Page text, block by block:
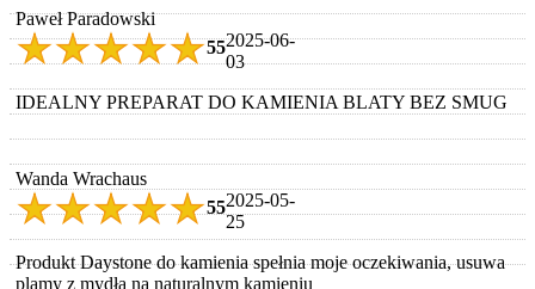
Paweł Paradowski
552025-06-
03
IDEALNY PREPARAT DO KAMIENIA BLATY BEZ SMUG
Wanda Wrachaus
552025-05-
25
Produkt Daystone do kamienia spełnia moje oczekiwania, usuwa
plamy z mydła na naturalnym kamieniu